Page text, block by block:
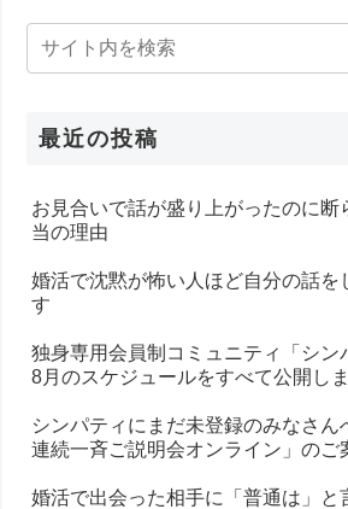
最近の投稿
お見合いで話が盛り上がったのに断
当の理由
婚活で沈黙が怖い人ほど自分の話を
す
独身専用会員制コミュニティ「シン
8月のスケジュールをすべて公開し
シンパティにまだ未登録のみなさん
連続一斉ご説明会オンライン」のご
婚活で出会った相手に「普通は」と